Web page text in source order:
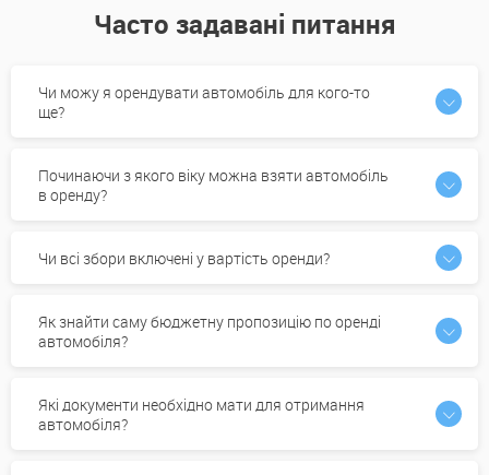
Часто задавані питання
Чи можу я орендувати автомобіль для кого-то
ще?
Починаючи з якого віку можна взяти автомобіль
в оренду?
Чи всі збори включені у вартість оренди?
Як знайти саму бюджетну пропозицію по оренді
автомобіля?
Які документи необхідно мати для отримання
автомобіля?